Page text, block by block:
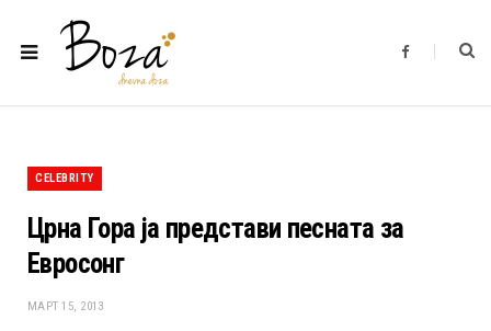
F
b
CELEBRITY
Црна Гора ја представи песната за
Евросонг
МАРТ 15, 2013